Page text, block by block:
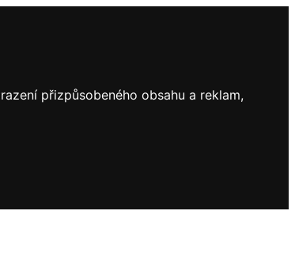
přizpůsobeného obsahu a reklam,